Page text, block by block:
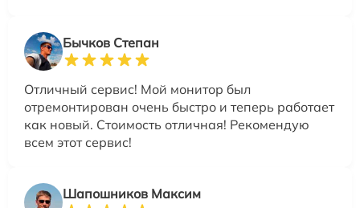
Бычков Степан
Отличный сервис! Мой монитор был
отремонтирован очень быстро и теперь работает
как новый. Стоимость отличная! Рекомендую
всем этот сервис!
Шапошников Максим